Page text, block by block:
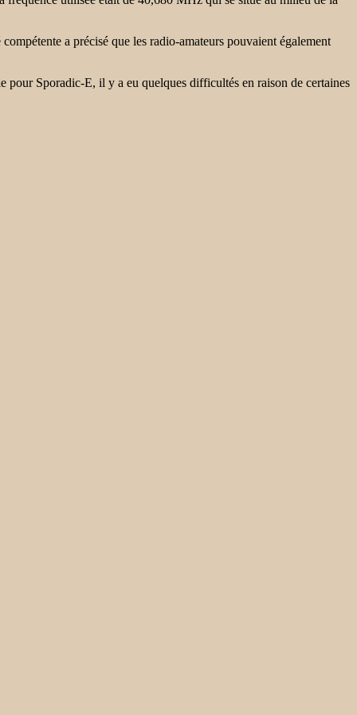
a précisé que les radio-amateurs pouvaient également
pour Sporadic-E, il y a eu quelques difficultés en raison de certaines